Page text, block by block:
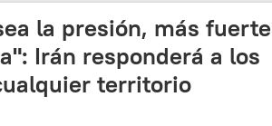
la presión, más fuerte
Irán responderá a los
territorio